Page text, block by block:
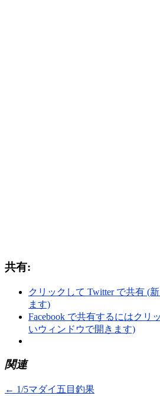
共有:
クリックして Twitter で共有 (
ます)
Facebook で共有するにはクリ
いウィンドウで開きます)
関連
← 1/5マダイ五目釣果